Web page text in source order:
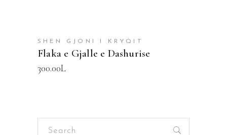
SHEN GJONI I KRYQIT
Flaka e Gjalle e Dashurise
300.00L
Search